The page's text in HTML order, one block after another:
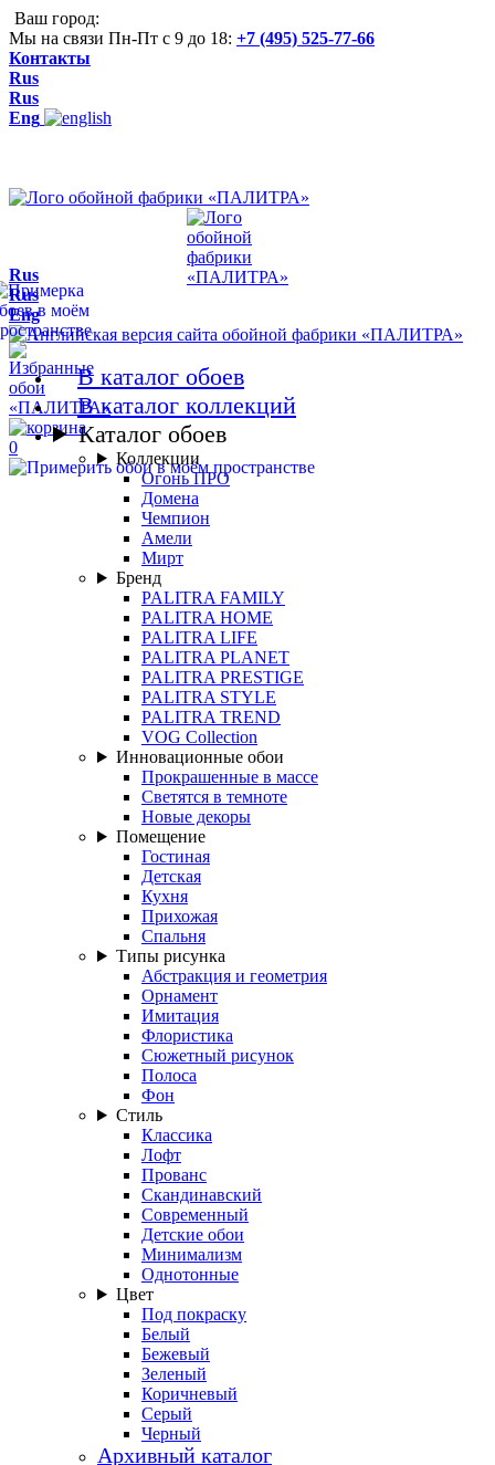
Ваш город:
Мы на связи Пн-Пт с 9 до 18: +7 (495) 525-77-66
Контакты
Rus
Rus
Eng
0
Rus
Rus
Eng
В каталог обоев
В каталог коллекций
Каталог обоев
Коллекции
Огонь ПРО
Домена
Чемпион
Амели
Мирт
Бренд
PALITRA FAMILY
PALITRA HOME
PALITRA LIFE
PALITRA PLANET
PALITRA PRESTIGE
PALITRA STYLE
PALITRA TREND
VOG Collection
Инновационные обои
Прокрашенные в массе
Светятся в темноте
Новые декоры
Помещение
Гостиная
Детская
Кухня
Прихожая
Спальня
Типы рисунка
Абстракция и геометрия
Орнамент
Имитация
Флористика
Сюжетный рисунок
Полоса
Фон
Стиль
Классика
Лофт
Прованс
Скандинавский
Современный
Детские обои
Минимализм
Однотонные
Цвет
Под покраску
Белый
Бежевый
Зеленый
Коричневый
Серый
Черный
Архивный каталог